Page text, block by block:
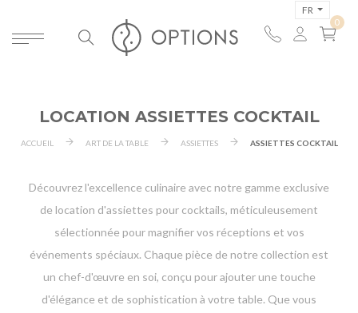
FR
LOCATION ASSIETTES COCKTAIL
ACCUEIL ART DE LA TABLE ASSIETTES ASSIETTES COCKTAIL
Découvrez l'excellence culinaire avec notre gamme exclusive
de location d'assiettes pour cocktails, méticuleusement
sélectionnée pour magnifier vos réceptions et vos
événements spéciaux. Chaque pièce de notre collection est
un chef-d'œuvre en soi, conçu pour ajouter une touche
d'élégance et de sophistication à votre table. Que vous